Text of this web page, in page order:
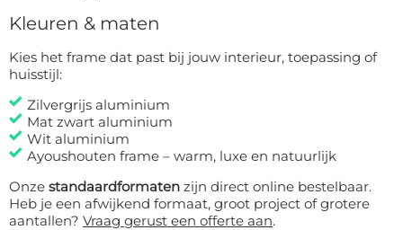
Kleuren & maten
Kies het frame dat past bij jouw interieur, toepassing of
huisstijl:
Zilvergrijs aluminium
Mat zwart aluminium
Wit aluminium
Ayoushouten frame – warm, luxe en natuurlijk
Onze standaardformaten zijn direct online bestelbaar.
Heb je een afwijkend formaat, groot project of grotere
aantallen? Vraag gerust een offerte aan.